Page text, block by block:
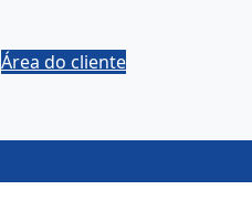
Área do cliente